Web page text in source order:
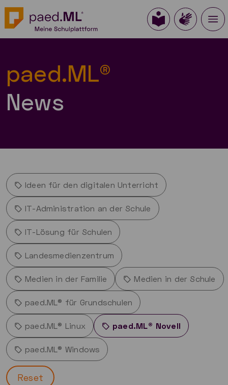
paed.ML®
News
Ideen für den digitalen Unterricht
IT-Administration an der Schule
IT-Lösung für Schulen
Landesmedienzentrum
Medien in der Familie Medien in der Schule
paed.ML® für Grundschulen
paed.ML® Linux paed.ML® Novell
paed.ML® Windows
Reset